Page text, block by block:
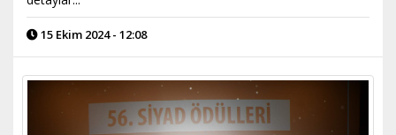
15 Ekim 2024 - 12:08